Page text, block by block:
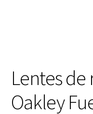
Lentes
Oakley